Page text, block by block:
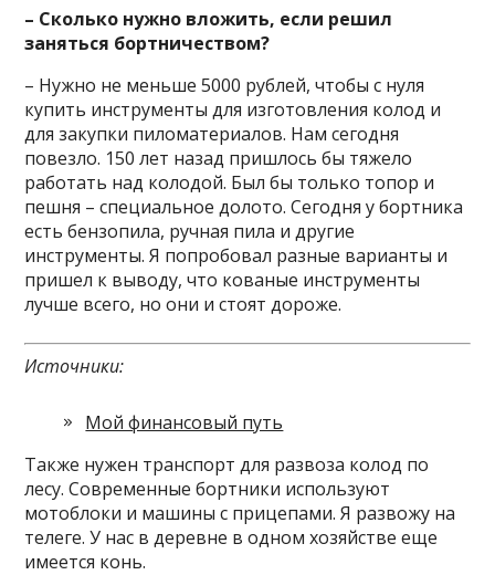
– Сколько нужно вложить, если решил
заняться бортничеством?
– Нужно не меньше 5000 рублей, чтобы с нуля
купить инструменты для изготовления колод и
для закупки пиломатериалов. Нам сегодня
повезло. 150 лет назад пришлось бы тяжело
работать над колодой. Был бы только топор и
пешня – специальное долото. Сегодня у бортника
есть бензопила, ручная пила и другие
инструменты. Я попробовал разные варианты и
пришел к выводу, что кованые инструменты
лучше всего, но они и стоят дороже.
Источники:
Мой финансовый путь
Также нужен транспорт для развоза колод по
лесу. Современные бортники используют
мотоблоки и машины с прицепами. Я развожу на
телеге. У нас в деревне в одном хозяйстве еще
имеется конь.